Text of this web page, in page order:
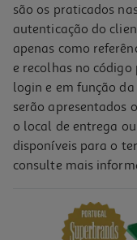
Smartphone Samsung
849,99 €
são os praticados
autenticação do
apenas como
e recolhas no
login e em função
serão apresentados
o local de entrega
disponíveis para o
consulte mais